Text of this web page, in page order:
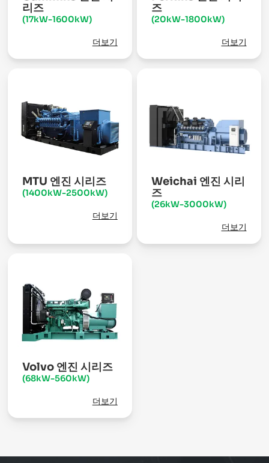
리즈
(17kW-1600kW)
더보기
즈
(20kW-1800kW)
더보기
MTU 엔진 시리즈
(1400kW-2500kW)
더보기
Weichai 엔진 시리
즈
(26kW-3000kW)
더보기
Volvo 엔진 시리즈
(68kW-560kW)
더보기